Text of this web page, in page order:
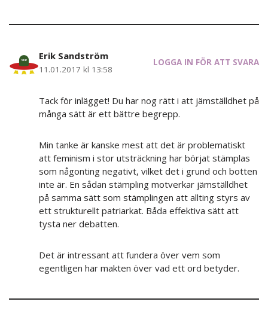
Erik Sandström
11.01.2017 kl 13:58
LOGGA IN FÖR ATT SVARA
Tack för inlägget! Du har nog rätt i att jämställdhet på
många sätt är ett bättre begrepp.
Min tanke är kanske mest att det är problematiskt
att feminism i stor utsträckning har börjat stämplas
som någonting negativt, vilket det i grund och botten
inte är. En sådan stämpling motverkar jämställdhet
på samma sätt som stämplingen att allting styrs av
ett strukturellt patriarkat. Båda effektiva sätt att
tysta ner debatten.
Det är intressant att fundera över vem som
egentligen har makten över vad ett ord betyder.